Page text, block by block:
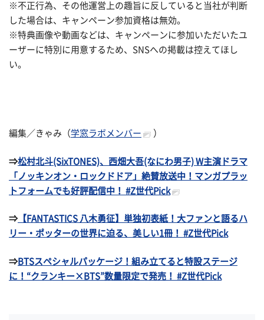
※不正行為、その他運営上の趣旨に反していると当社が判断
した場合は、キャンペーン参加資格は無効。
※特典画像や動画などは、キャンペーンに参加いただいたユ
ーザーに特別に用意するため、SNSへの掲載は控えてほし
い。
編集／きゃみ（ 学窓ラボメンバー ）
⇒松村北斗(SixTONES)、西畑大吾(なにわ男子) W主演ドラマ
「ノッキンオン・ロックドドア」絶賛放送中！マンガプラッ
トフォームでも好評配信中！ #Z世代Pick
⇒【FANTASTICS 八木勇征】単独初表紙！大ファンと語るハ
リー・ポッターの世界に迫る、美しい1冊！ #Z世代Pick
⇒BTSスペシャルパッケージ！組み立てると特設ステージ
に！“クランキー×BTS”数量限定で発売！ #Z世代Pick